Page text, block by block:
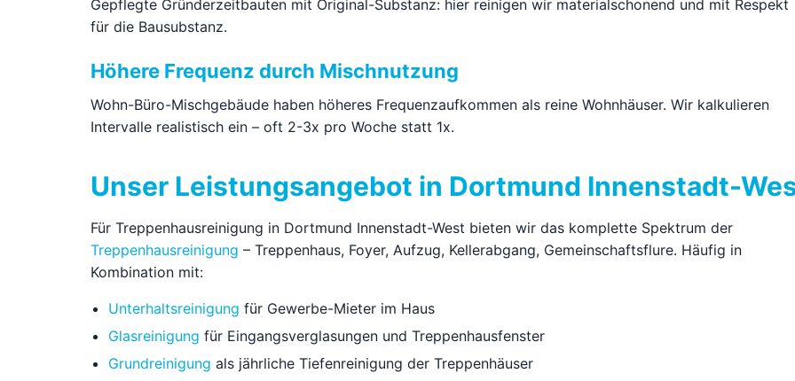
Gepflegte Gründerzeitbauten mit Original-Substanz: hier reinigen wir materialschonend und mit Respekt
für die Bausubstanz.
Höhere Frequenz durch Mischnutzung
Wohn-Büro-Mischgebäude haben höheres Frequenzaufkommen als reine Wohnhäuser. Wir kalkulieren
Intervalle realistisch ein – oft 2-3x pro Woche statt 1x.
Unser Leistungsangebot in Dortmund Innenstadt-
Für Treppenhausreinigung in Dortmund Innenstadt-West bieten wir das komplette Spektrum der
Treppenhausreinigung – Treppenhaus, Foyer, Aufzug, Kellerabgang, Gemeinschaftsflure. Häufig in
Kombination mit:
Unterhaltsreinigung für Gewerbe-Mieter im Haus
Glasreinigung für Eingangsverglasungen und Treppenhausfenster
Grundreinigung als jährliche Tiefenreinigung der Treppenhäuser